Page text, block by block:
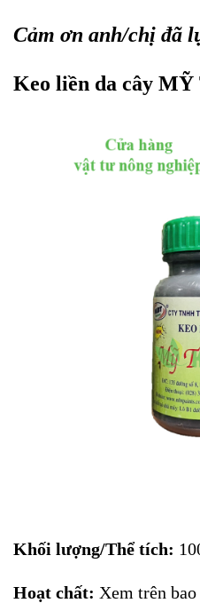
Cảm ơn anh/chị đã
Keo liền da cây
Khối lượng/Thể tích:
Hoạt chất: Xem trên